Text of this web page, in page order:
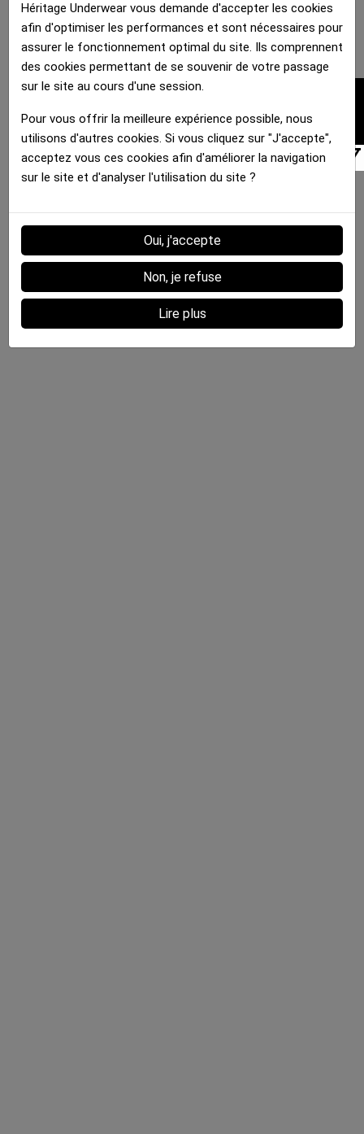
Héritage Underwear vous demande d'accepter les cookies
afin d'optimiser les performances et sont nécessaires pour
assurer le fonctionnement optimal du site. Ils comprennent
des cookies permettant de se souvenir de votre passage
sur le site au cours d'une session.
Pour vous offrir la meilleure expérience possible, nous
utilisons d'autres cookies. Si vous cliquez sur "J'accepte",
acceptez vous ces cookies afin d'améliorer la navigation
sur le site et d'analyser l'utilisation du site ?
Oui, j'accepte
Non, je refuse
Lire plus